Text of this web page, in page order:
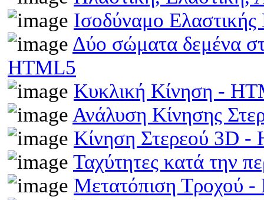
Ισοδύναμο
Δύο σώματα δεμένα
HTML5
Κυκλική Κίνηση -
Ανάλυση Κίνησης
Κίνηση Στερεού 3D -
Ταχύτητες κατά την
Μετατόπιση Τροχού